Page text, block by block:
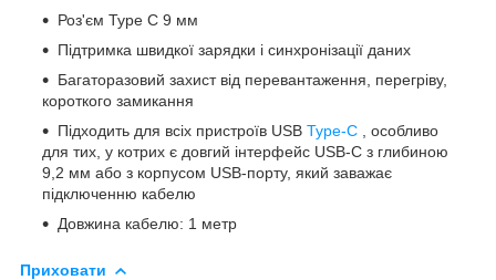
Роз'єм Type C 9 мм
Підтримка швидкої зарядки і синхронізації даних
Багаторазовий захист від перевантаження, перегріву,
короткого замикання
Підходить для всіх пристроїв USB Type-C
, особливо
для тих, у котрих є довгий інтерфейс USB-C з глибиною
9,2 мм або з корпусом USB-порту, який заважає
підключенню кабелю
Довжина кабелю: 1 метр
Приховати